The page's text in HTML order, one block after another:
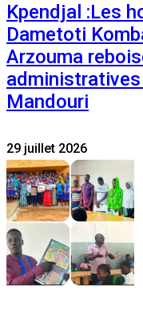
Kpendjal :Les
Dametoti
Arzouma
Mandouri
29 juillet 2026